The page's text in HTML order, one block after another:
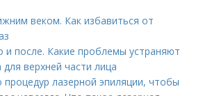
веком. Как избавиться от
и после. Какие проблемы устраняют
верхней части лица
лазерной эпиляции, чтобы